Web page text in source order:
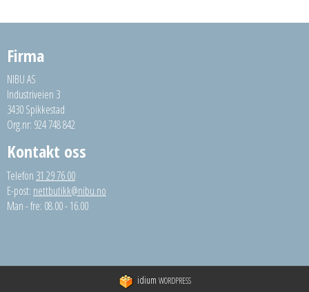
Firma
NIBU AS
Industriveien 3
3430 Spikkestad
Org.nr: 924 748 842
Kontakt oss
Telefon 31 29 76 00
E-post: nettbutikk@nibu.no
Man - fre: 08.00 - 16.00
idium WORDPRESS